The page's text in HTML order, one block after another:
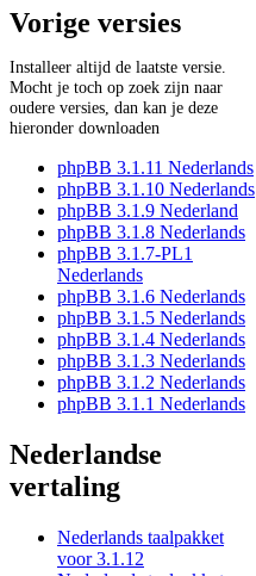
Vorige versies
Installeer altijd de laatste versie.
Mocht je toch op zoek zijn naar
oudere versies, dan kan je deze
hieronder downloaden
phpBB 3.1.11 Nederlands
phpBB 3.1.10 Nederlands
phpBB 3.1.9 Nederland
phpBB 3.1.8 Nederlands
phpBB 3.1.7-PL1
Nederlands
phpBB 3.1.6 Nederlands
phpBB 3.1.5 Nederlands
phpBB 3.1.4 Nederlands
phpBB 3.1.3 Nederlands
phpBB 3.1.2 Nederlands
phpBB 3.1.1 Nederlands
Nederlandse
vertaling
Nederlands taalpakket
voor 3.1.12